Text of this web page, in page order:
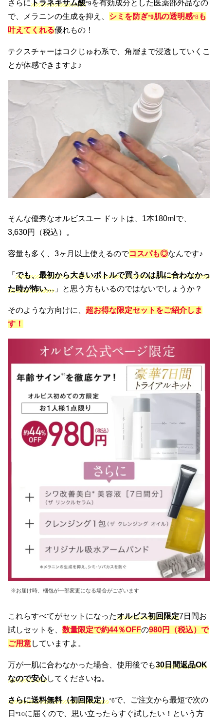
さらにトラネキサム酸*9を有効成分とした医薬部外品なの
で、メラニンの生成を抑え、 シミを防ぎ*9肌の透明感*8 も
叶えてくれる優れもの！
テクスチャーはコクじゅわ系で、角層まで浸透していくこ
とが体感できますよ♪
そんな優秀なオルビスユー ドットは、1本180mlで、
3,630円（税込）。
容量も多く、3ヶ月以上使えるのでコスパも◎なんです♪
「 でも、最初から大きいボトルで買うのは肌に合わなかっ
た時が怖い… 」と思う方もいるのではないでしょうか？
そのような方向けに、 超お得な限定セットをご紹介しま
す！
※お届け時、梱包が一部変更になる場合がございます
これらすべてがセットになったオルビス初回限定7日間お
試しセットを、 数量限定で約44％OFFの980円（税込）で
ご用意していますよ。
万が一肌に合わなかった場合、使用後でも30日間返品OK
なので安心してくださいね。
さらに送料無料（初回限定）*6で、ご注文から最短で次の
日 *10に届くので、思い立ったらすぐ試したい！という方